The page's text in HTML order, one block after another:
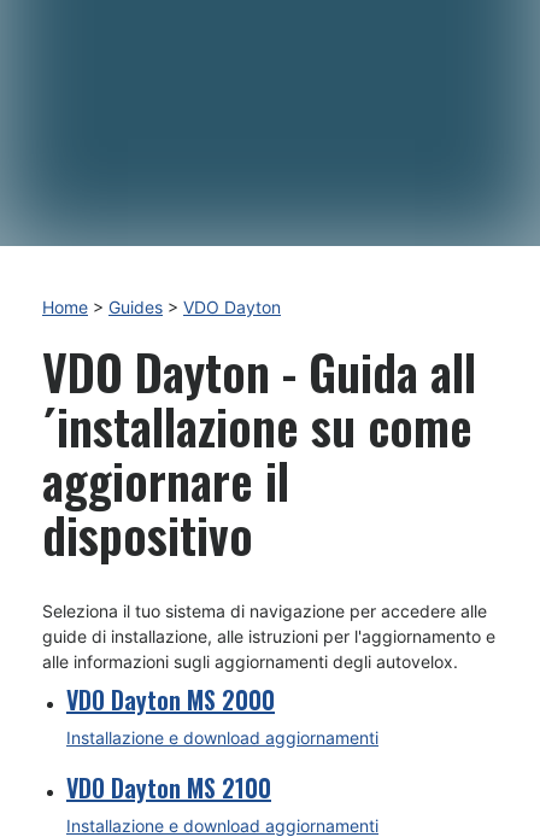
Home > Guides > VDO Dayton
VDO Dayton - Guida all
´installazione su come
aggiornare il
dispositivo
Seleziona il tuo sistema di navigazione per accedere alle
guide di installazione, alle istruzioni per l'aggiornamento e
alle informazioni sugli aggiornamenti degli autovelox.
VDO Dayton MS 2000
Installazione e download aggiornamenti
VDO Dayton MS 2100
Installazione e download aggiornamenti